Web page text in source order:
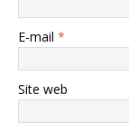
E-mail *
Site web